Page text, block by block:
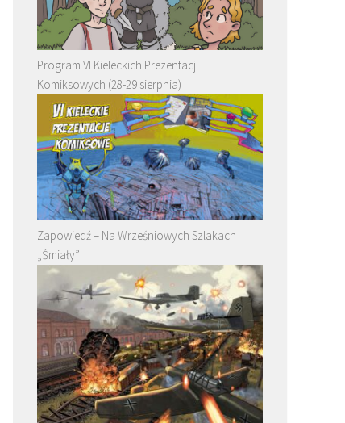
Program VI Kieleckich Prezentacji
Komiksowych (28-29 sierpnia)
Zapowiedź – Na Wrześniowych Szlakach
„Śmiały”